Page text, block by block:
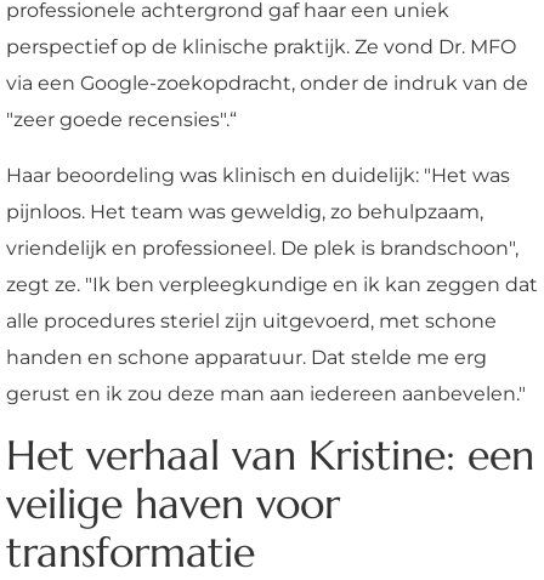
professionele achtergrond gaf haar een uniek
perspectief op de klinische praktijk. Ze vond Dr. MFO
via een Google-zoekopdracht, onder de indruk van de
"zeer goede recensies".“
Haar beoordeling was klinisch en duidelijk: "Het was
pijnloos. Het team was geweldig, zo behulpzaam,
vriendelijk en professioneel. De plek is brandschoon",
zegt ze. "Ik ben verpleegkundige en ik kan zeggen dat
alle procedures steriel zijn uitgevoerd, met schone
handen en schone apparatuur. Dat stelde me erg
gerust en ik zou deze man aan iedereen aanbevelen."
Het verhaal van Kristine: een
veilige haven voor
transformatie